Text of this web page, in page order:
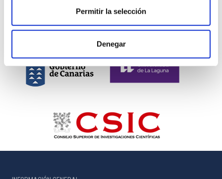
Permitir la selección
Denegar